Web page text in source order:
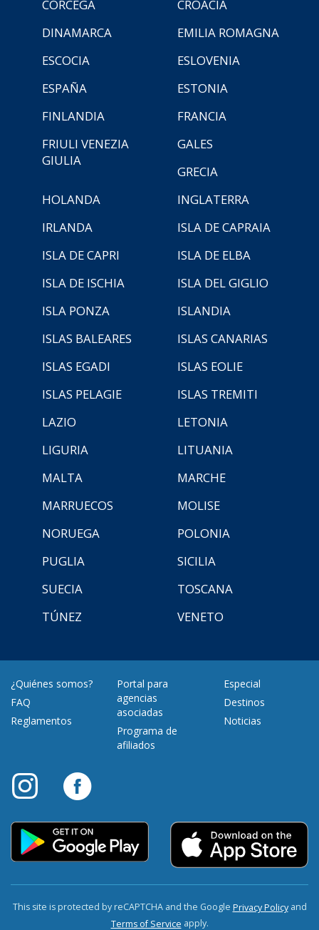
CÓRCEGA
CROACIA
DINAMARCA
EMILIA ROMAGNA
ESCOCIA
ESLOVENIA
ESPAÑA
ESTONIA
FINLANDIA
FRANCIA
FRIULI VENEZIA
GIULIA
GALES
GRECIA
HOLANDA
INGLATERRA
IRLANDA
ISLA DE CAPRAIA
ISLA DE CAPRI
ISLA DE ELBA
ISLA DE ISCHIA
ISLA DEL GIGLIO
ISLA PONZA
ISLANDIA
ISLAS BALEARES
ISLAS CANARIAS
ISLAS EGADI
ISLAS EOLIE
ISLAS PELAGIE
ISLAS TREMITI
LAZIO
LETONIA
LIGURIA
LITUANIA
MALTA
MARCHE
MARRUECOS
MOLISE
NORUEGA
POLONIA
PUGLIA
SICILIA
SUECIA
TOSCANA
TÚNEZ
VENETO
¿Quiénes somos?
FAQ
Reglamentos
Portal para
agencias
asociadas
Programa de
afiliados
Especial
Destinos
Noticias
This site is protected by reCAPTCHA and the Google Privacy Policyand
Terms of Service apply.